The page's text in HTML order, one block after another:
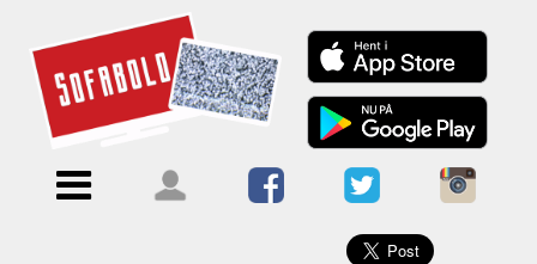
Menu
ForsideKalendere
Blogs
Om
Sofabold
×